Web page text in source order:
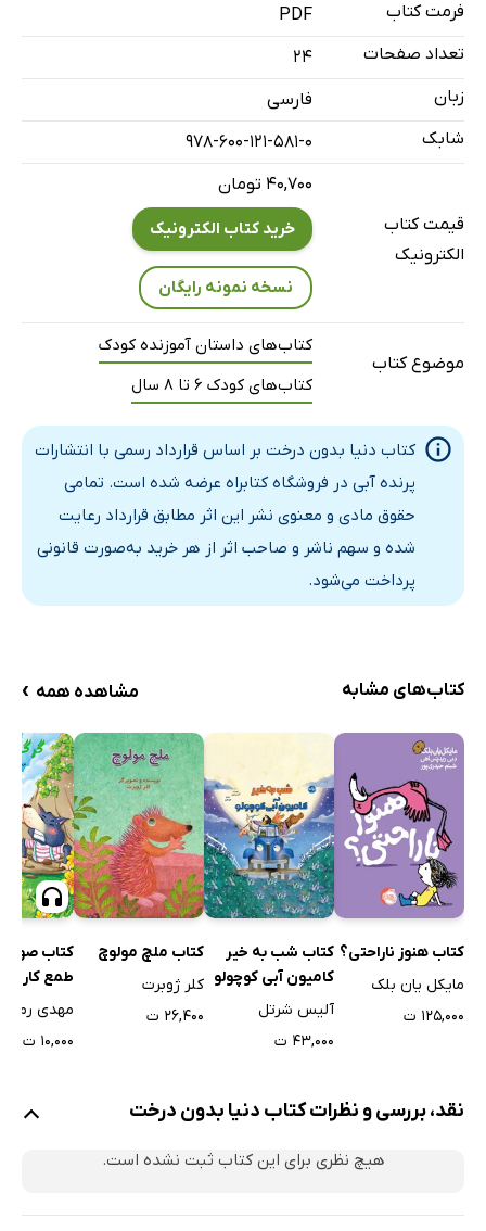
فرمت کتاب
PDF
تعداد صفحات
24
زبان
فارسی
شابک
978-600-121-581-0
قیمت کتاب
الکترونیک
۴۰,۷۰۰ تومان
خرید کتاب الکترونیک
نسخه نمونه رایگان
موضوع کتاب
کتاب‌های داستان آموزنده کودک
کتاب‌های کودک 6 تا 8 سال
کتاب دنیا بدون درخت بر اساس قرارداد رسمی با انتشارات
پرنده آبی در فروشگاه کتابراه عرضه شده است. تمامی
حقوق مادی و معنوی نشر این اثر مطابق قرارداد رعایت
شده و سهم ناشر و صاحب اثر از هر خرید به‌صورت قانونی
پرداخت می‌شود.
کتاب‌های مشابه مشاهده همه ›
کتاب هنوز ناراحتی؟
مایکل یان بلک
۱۲۵,۰۰۰ ت
کتاب شب به خیر
کامیون آبی کوچولو
آلیس شرتل
۴۳,۰۰۰ ت
کتاب ملچ مولوچ
کلر ژوبرت
۲۶,۴۰۰ ت
کتاب
طمع کار
مهدی
۱۰,۰۰۰ ت
نقد، بررسی و نظرات کتاب دنیا بدون درخت
هیچ نظری برای این کتاب ثبت نشده است.